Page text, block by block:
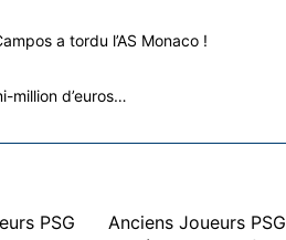
a tordu l’AS Monaco !
million d’euros…
PSG Anciens Joueurs PSG